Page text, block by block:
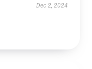
Dec 2, 2024